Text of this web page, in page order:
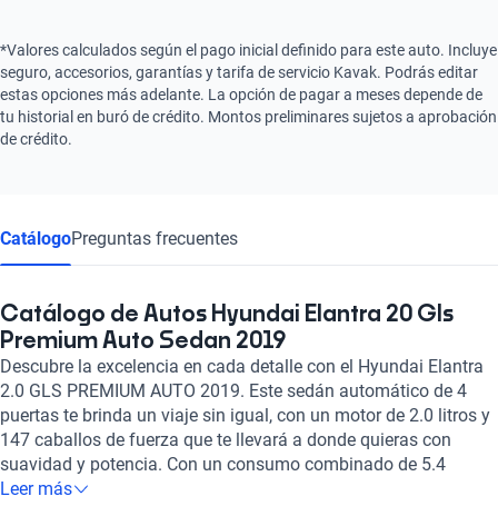
*Valores calculados según el pago inicial definido para este auto. Incluye
seguro, accesorios, garantías y tarifa de servicio Kavak. Podrás editar
estas opciones más adelante. La opción de pagar a meses depende de
tu historial en buró de crédito. Montos preliminares sujetos a aprobación
de crédito.
CatálogoPreguntas frecuentes
Catálogo de Autos Hyundai Elantra 20 Gls
Premium Auto Sedan 2019
Descubre la excelencia en cada detalle con el Hyundai Elantra
2.0 GLS PREMIUM AUTO 2019. Este sedán automático de 4
puertas te brinda un viaje sin igual, con un motor de 2.0 litros y
147 caballos de fuerza que te llevará a donde quieras con
suavidad y potencia. Con un consumo combinado de 5.4
l/100km, disfrutarás de eficiencia en cada kilómetro recorrido.
Leer más